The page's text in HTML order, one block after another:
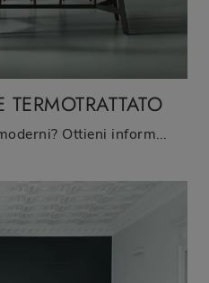
Vuoi valorizzare spazi moderni? Ottieni informazioni sui tavoli moderni fissi: il modello da pranzo Vertigo Rovere Termotrattato ti aspetta.